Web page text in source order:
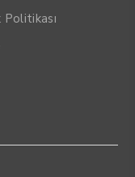
Politikası